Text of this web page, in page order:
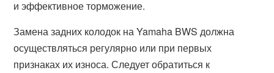
и эффективное торможение.
Замена задних колодок на Yamaha BWS должна
осуществляться регулярно или при первых
признаках их износа. Следует обратиться к